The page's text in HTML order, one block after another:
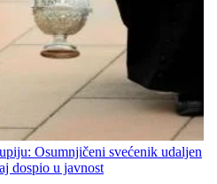
Osumnjičeni svećenik udaljen
dospio u javnost